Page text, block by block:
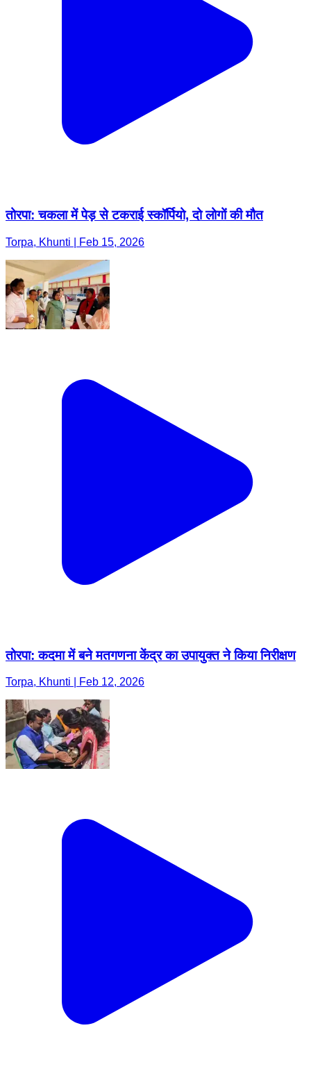
तोरपा: चकला में पेड़ से टकराई स्कॉर्पियो, दो लोगों की मौत
Torpa, Khunti | Feb 15, 2026
तोरपा: कदमा में बने मतगणना केंद्र का उपायुक्त ने किया निरीक्षण
Torpa, Khunti | Feb 12, 2026